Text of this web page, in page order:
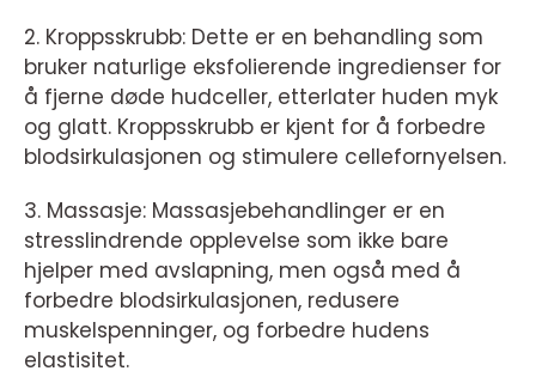
2. Kroppsskrubb: Dette er en behandling som
bruker naturlige eksfolierende ingredienser for
å fjerne døde hudceller, etterlater huden myk
og glatt. Kroppsskrubb er kjent for å forbedre
blodsirkulasjonen og stimulere cellefornyelsen.
3. Massasje: Massasjebehandlinger er en
stresslindrende opplevelse som ikke bare
hjelper med avslapning, men også med å
forbedre blodsirkulasjonen, redusere
muskelspenninger, og forbedre hudens
elastisitet.